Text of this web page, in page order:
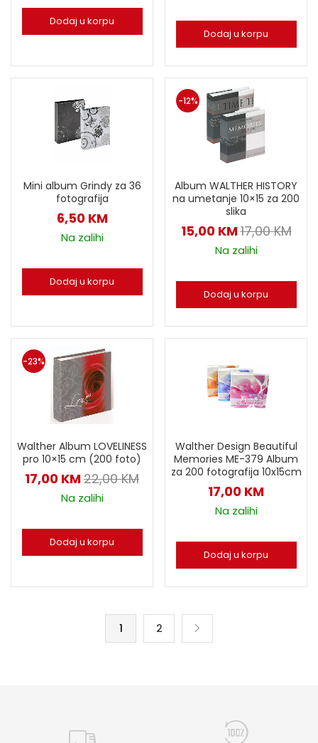
Dodaj u korpu
Dodaj u korpu
Mini album Grindy za 36
fotografija
6,50 KM
Na zalihi
Dodaj u korpu
-12%
Album WALTHER HISTORY
na umetanje 10×15 za 200
slika
15,00 KM17,00KM
Na zalihi
Dodaj u korpu
-23%
Walther Album LOVELINESS
pro 10×15 cm (200 foto)
17,00 KM22,00KM
Na zalihi
Dodaj u korpu
Walther Design Beautiful
Memories ME-379 Album
za 200 fotografija 10x15cm
17,00 KM
Na zalihi
Dodaj u korpu
1 2